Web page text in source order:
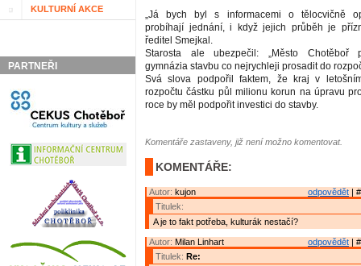
KULTURNÍ AKCE
PARTNEŘI
„Já bych byl s informacemi o tělocvičně
probíhají jednání, i když jejich průběh je
ředitel Smejkal.
Starosta ale ubezpečil: „Město Chotěboř
gymnázia stavbu co nejrychleji prosadit do
Svá slova podpořil faktem, že kraj v
rozpočtu částku půl milionu korun na úpravu
roce by měl podpořit investici do stavby.
Komentáře zastaveny, již není možno komentovat.
KOMENTÁŘE:
odpovědět |
Autor: kujon
Titulek:
A je to fakt potřeba, kulturák nestačí?
odpovědět |
Autor: Milan Linhart
Titulek: Re: